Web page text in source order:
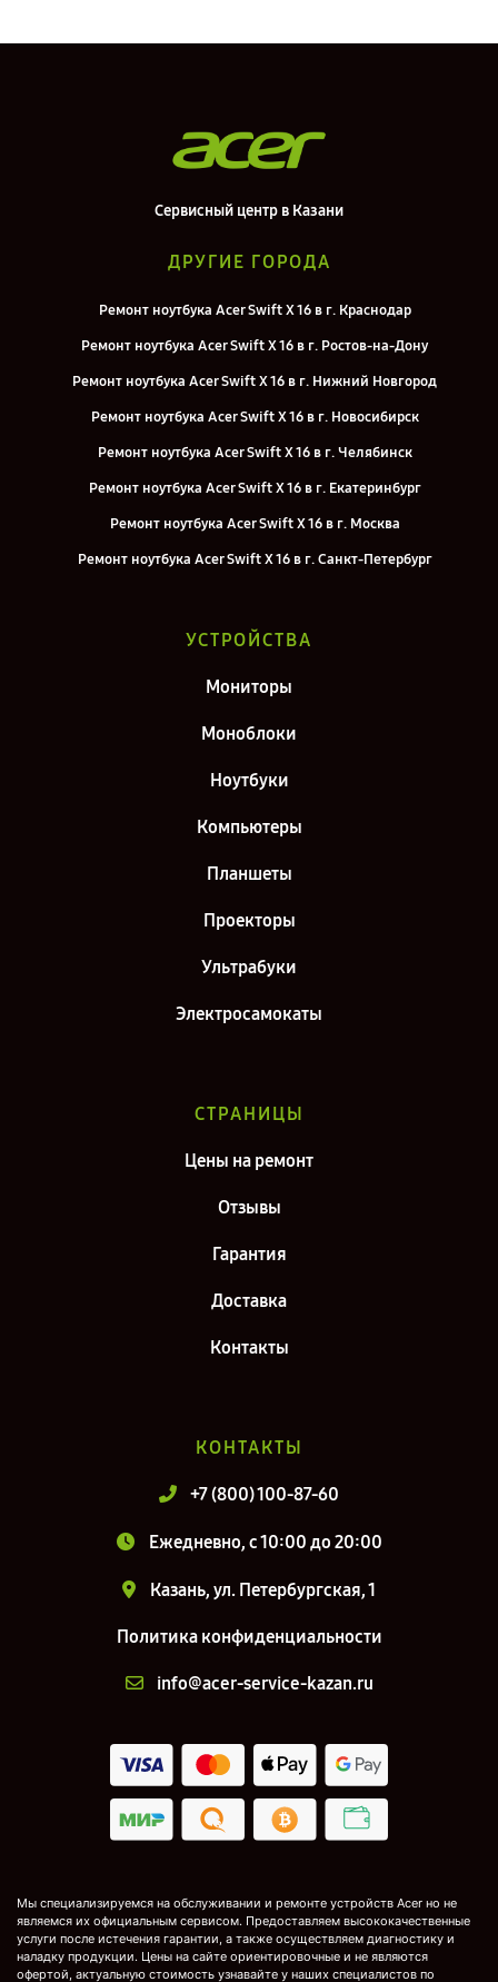
Сервисный центр в Казани
ДРУГИЕ ГОРОДА
Ремонт ноутбука Acer Swift X 16 в г. Краснодар
Ремонт ноутбука Acer Swift X 16 в г. Ростов-на-Дону
Ремонт ноутбука Acer Swift X 16 в г. Нижний Новгород
Ремонт ноутбука Acer Swift X 16 в г. Новосибирск
Ремонт ноутбука Acer Swift X 16 в г. Челябинск
Ремонт ноутбука Acer Swift X 16 в г. Екатеринбург
Ремонт ноутбука Acer Swift X 16 в г. Москва
Ремонт ноутбука Acer Swift X 16 в г. Санкт-Петербург
УСТРОЙСТВА
Мониторы
Моноблоки
Ноутбуки
Компьютеры
Планшеты
Проекторы
Ультрабуки
Электросамокаты
СТРАНИЦЫ
Цены на ремонт
Отзывы
Гарантия
Доставка
Контакты
КОНТАКТЫ
+7 (800) 100-87-60
Ежедневно, с 10:00 до 20:00
Казань, ул. Петербургская, 1
Политика конфиденциальности
info@acer-service-kazan.ru
Мы специализируемся на обслуживании и ремонте устройств Acer но не
являемся их официальным сервисом. Предоставляем высококачественные
услуги после истечения гарантии, а также осуществляем диагностику и
наладку продукции. Цены на сайте ориентировочные и не являются
офертой, актуальную стоимость узнавайте у наших специалистов по